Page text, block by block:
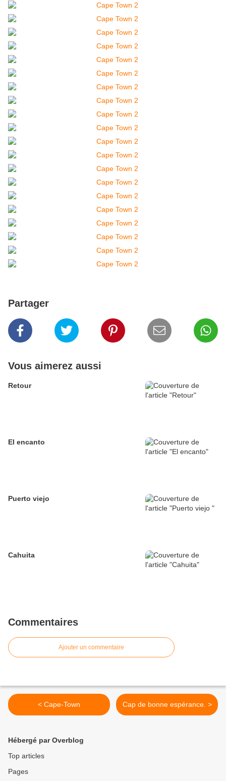
Partager
Vous aimerez aussi
Retour
El encanto
Puerto viejo
Cahuita
Commentaires
Ajouter un commentaire
< Cape-Town Cap de bonne espérance. >
Hébergé par Overblog
Top articles
Pages